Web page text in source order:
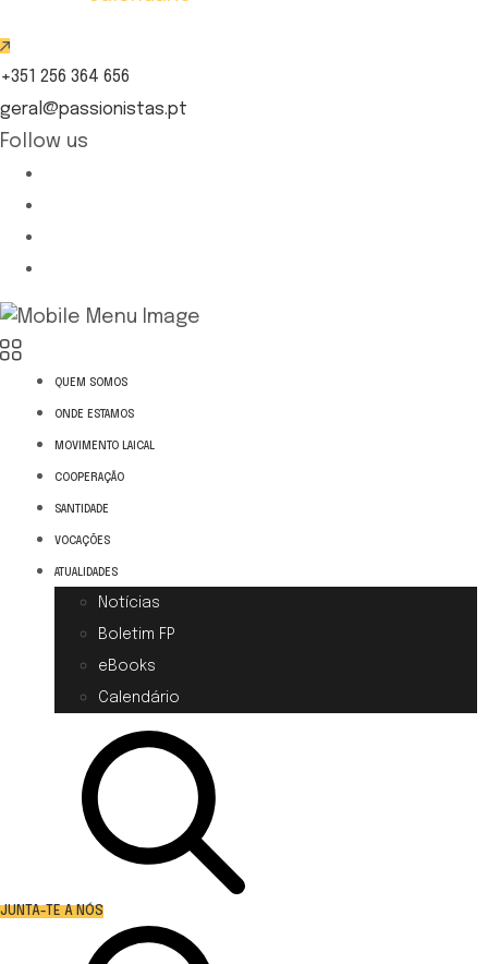
+351 256 364 656
geral@passionistas.pt
Follow us
QUEM SOMOS
ONDE ESTAMOS
MOVIMENTO LAICAL
COOPERAÇÃO
SANTIDADE
VOCAÇÕES
ATUALIDADES
Notícias
Boletim FP
eBooks
Calendário
JUNTA-TE A NÓS